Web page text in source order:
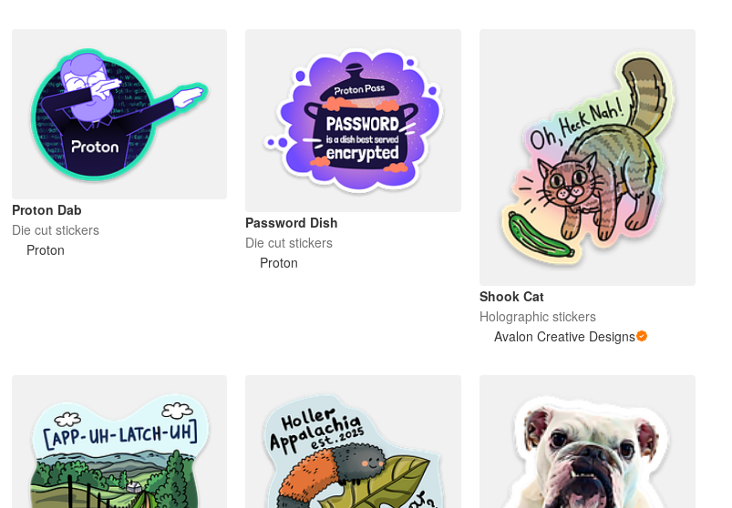
Proton Dab
Die cut stickers
Proton
Password Dish
Die cut stickers
Proton
Shook Cat
Holographic stickers
Avalon Creative Designs